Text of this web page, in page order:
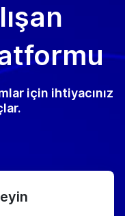
için ihtiyacınız